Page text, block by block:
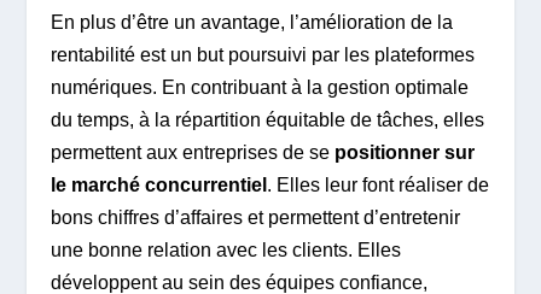
En plus d’être un avantage, l’amélioration de la
rentabilité est un but poursuivi par les plateformes
numériques. En contribuant à la gestion optimale
du temps, à la répartition équitable de tâches, elles
permettent aux entreprises de se positionner sur
le marché concurrentiel . Elles leur font réaliser de
bons chiffres d’affaires et permettent d’entretenir
une bonne relation avec les clients. Elles
développent au sein des équipes confiance,